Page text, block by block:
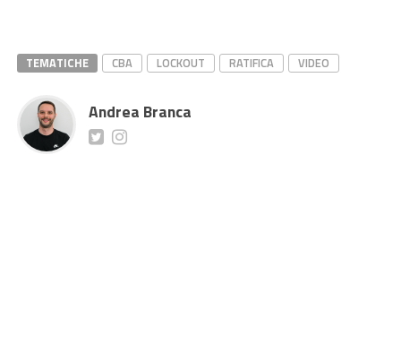
TEMATICHE CBA LOCKOUT RATIFICA VIDEO
Andrea Branca